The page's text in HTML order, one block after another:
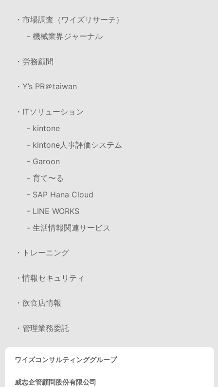
・市場調査（ワイズリサーチ）
- 機械業界ジャーナル
・労務顧問
・Y’s PR＠taiwan
・ITソリューション
- kintone
- kintone人事評価システム
- Garoon
- 育て〜る
- SAP Hana Cloud
- LINE WORKS
- 生活情報関連サービス
・トレーニング
・情報セキュリティ
・飲食店情報
・管理業務委託
ワイズコンサルティンググループ
威志企管顧問股份有限公司